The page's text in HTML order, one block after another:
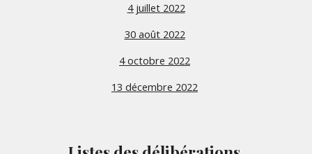
4 juillet 2022
30 août 2022
4 octobre 2022
13 décembre 2022